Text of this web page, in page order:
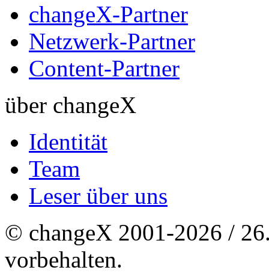
changeX-Partner
Netzwerk-Partner
Content-Partner
über changeX
Identität
Team
Leser über uns
© changeX 2001-2026 /
vorbehalten.